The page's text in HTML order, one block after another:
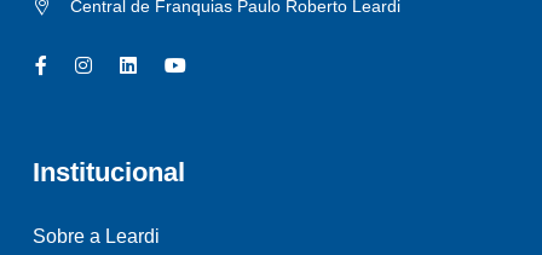
Central de Franquias Paulo Roberto Leardi
Institucional
Sobre a Leardi